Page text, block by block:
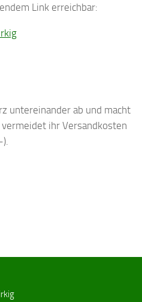
Link erreichbar:
untereinander ab und macht
ihr Versandkosten